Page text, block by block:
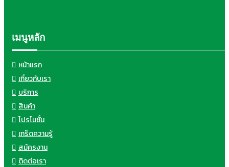
เมนูหลัก
หน้าแรก
เกี่ยวกับเรา
บริการ
สินค้า
โปรโมชั่น
เกร็ดความรู้
สมัครงาน
ติดต่อเรา